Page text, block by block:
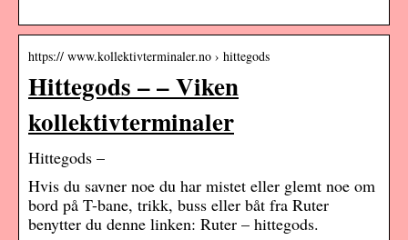
https:// www.kollektivterminaler.no › hittegods
Hittegods – – Viken
kollektivterminaler
Hittegods –
Hvis du savner noe du har mistet eller glemt noe om
bord på T-bane, trikk, buss eller båt fra Ruter
benytter du denne linken: Ruter – hittegods.